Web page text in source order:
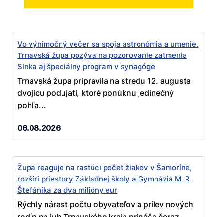
Vo výnimočný večer sa spoja astronómia a umenie.
Trnavská župa pozýva na pozorovanie zatmenia
Slnka aj špeciálny program v synagóge
Trnavská župa pripravila na stredu 12. augusta
dvojicu podujatí, ktoré ponúknu jedinečný
pohľa...
06.08.2026
Župa reaguje na rastúci počet žiakov v Šamoríne,
rozšíri priestory Základnej školy a Gymnázia M. R.
Štefánika za dva milióny eur
Rýchly nárast počtu obyvateľov a prílev nových